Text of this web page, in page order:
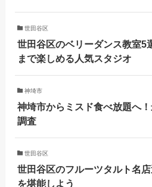
世田谷区
世田谷区のベリーダンス教室5
まで楽しめる人気スタジオ
神埼市
神埼市からミスド食べ放題へ
調査
世田谷区
世田谷区のフルーツタルト名
を堪能しよう